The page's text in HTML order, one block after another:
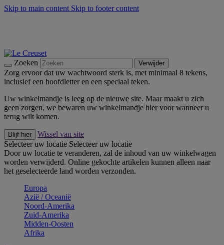
Skip to main content Skip to footer content
Zoeken Verwijder
Zorg ervoor dat uw wachtwoord sterk is, met minimaal 8 tekens,
inclusief een hoofdletter en een speciaal teken.
Uw winkelmandje is leeg op de nieuwe site. Maar maakt u zich
geen zorgen, we bewaren uw winkelmandje hier voor wanneer u
terug wilt komen.
Blijf hier
Wissel van site
Selecteer uw locatie Selecteer uw locatie
Door uw locatie te veranderen, zal de inhoud van uw winkelwagen
worden verwijderd. Online gekochte artikelen kunnen alleen naar
het geselecteerde land worden verzonden.
Europa
Aziё / Oceaniё
Noord-Amerika
Zuid-Amerika
Midden-Oosten
Afrika